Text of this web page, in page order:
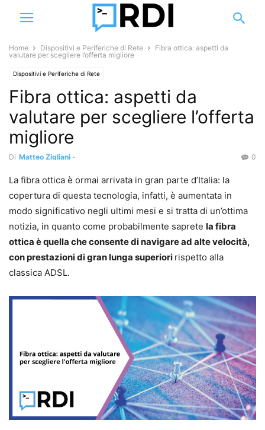
Home Dispositivi e Periferiche di Rete
Fibra ottica: aspetti da
valutare per scegliere l’offerta migliore
Dispositivi e Periferiche di Rete
Fibra ottica: aspetti da
valutare per scegliere l’offerta
migliore
Di Matteo Zigliani - 0
La fibra ottica è ormai arrivata in gran parte d’Italia: la
copertura di questa tecnologia, infatti, è aumentata in
modo significativo negli ultimi mesi e si tratta di un’ottima
notizia, in quanto come probabilmente saprete la fibra
ottica è quella che consente di navigare ad alte velocità,
con prestazioni di gran lunga superiori rispetto alla
classica ADSL.